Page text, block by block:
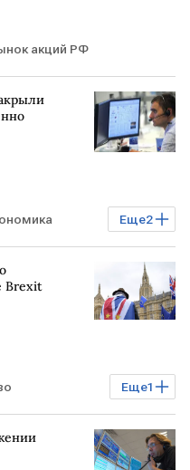
акций РФ
Еще2
ценные бумаги
Brexit
Еще1